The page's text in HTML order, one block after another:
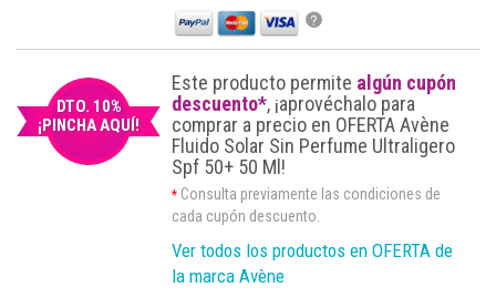
?
DTO. 10%
¡PINCHA AQUÍ!
Este producto permite algún cupón
descuento*, ¡aprovéchalo para
comprar a precio en OFERTA Avène
Fluido Solar Sin Perfume Ultraligero
Spf 50+ 50 Ml!
* Consulta previamente las condiciones de
cada cupón descuento.
Ver todos los productos en OFERTA de
la marca Avène